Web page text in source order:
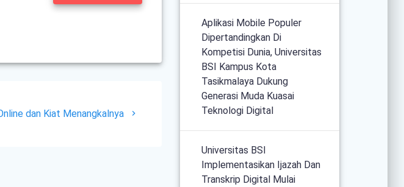
dan Kiat Menangkalnya
Aplikasi Mobile Populer
Dipertandingkan Di
Kompetisi Dunia, Universitas
BSI Kampus Kota
Tasikmalaya Dukung
Generasi Muda Kuasai
Teknologi Digital
Universitas BSI
Implementasikan Ijazah Dan
Transkrip Digital Mulai